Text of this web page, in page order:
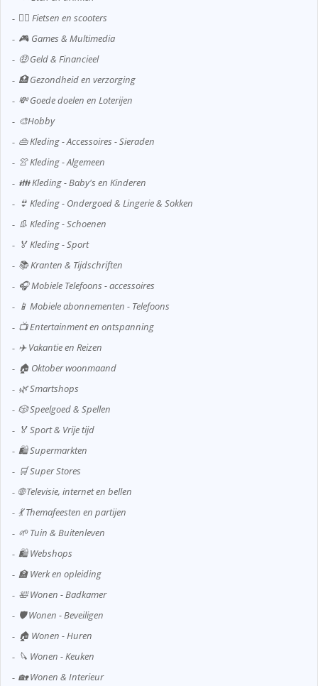
🚴‍♂️ Fietsen en scooters
🎮 Games & Multimedia
🤑 Geld & Financieel
🏥 Gezondheid en verzorging
💸 Goede doelen en Loterijen
🎨Hobby
👜 Kleding - Accessoires - Sieraden
👚 Kleding - Algemeen
👪 Kleding - Baby's en Kinderen
👙 Kleding - Ondergoed & Lingerie & Sokken
👢 Kleding - Schoenen
🏅 Kleding - Sport
📚 Kranten & Tijdschriften
🎧 Mobiele Telefoons - accessoires
📱 Mobiele abonnementen - Telefoons
📺 Entertainment en ontspanning
✈️ Vakantie en Reizen
🏠 Oktober woonmaand
🌿 Smartshops
🎲 Speelgoed & Spellen
🏅 Sport & Vrije tijd
🛍️ Supermarkten
🛒 Super Stores
🌐 Televisie, internet en bellen
💃 Themafeesten en partijen
🌱 Tuin & Buitenleven
🛍️ Webshops
🏫 Werk en opleiding
🛀 Wonen - Badkamer
🛡️ Wonen - Beveiligen
🏠 Wonen - Huren
🔪 Wonen - Keuken
🏡 Wonen & Interieur